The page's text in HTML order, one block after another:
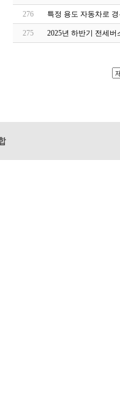
276 특정 용도 자동차로
275 2025년 하반기 전세